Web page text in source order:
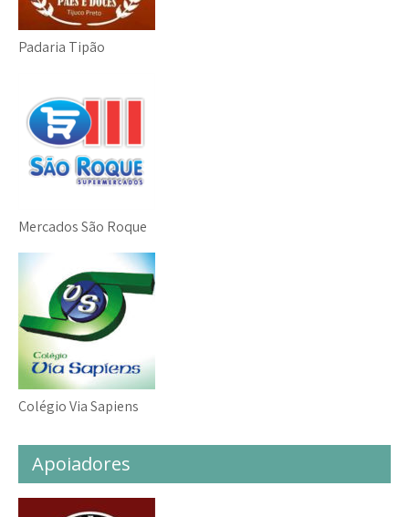
Padaria Tipão
Mercados São Roque
Colégio Via Sapiens
Apoiadores